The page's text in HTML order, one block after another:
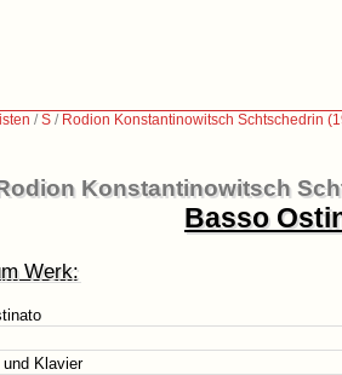
/S / Rodion Konstantinowitsch Schtschedrin
Konstantinowitsch
Basso
Werk:
und Klavier